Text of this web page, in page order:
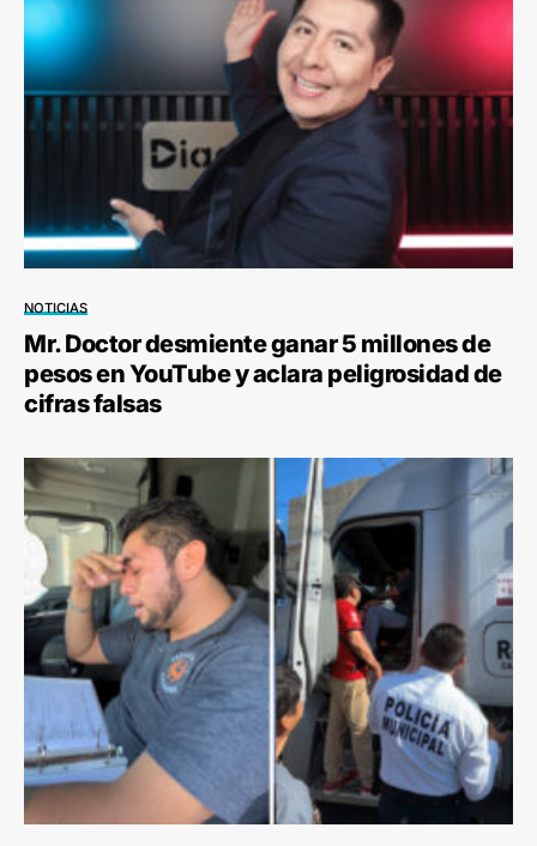
NOTICIAS
Mr. Doctor desmiente ganar 5 millones de
pesos en YouTube y aclara peligrosidad de
cifras falsas